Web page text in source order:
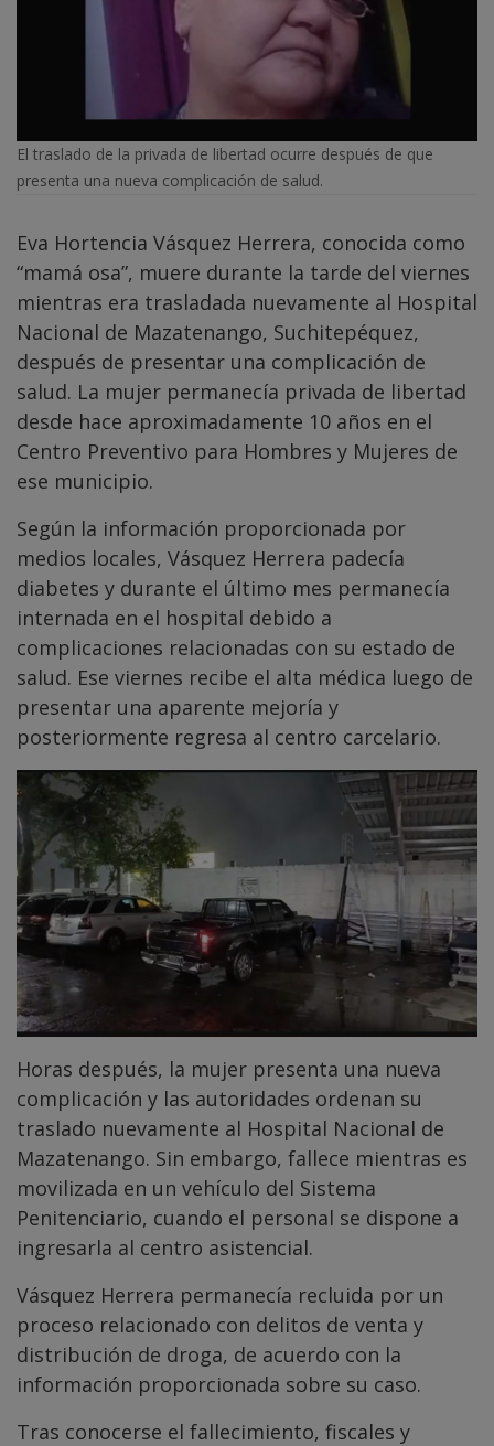
El traslado de la privada de libertad ocurre después de que
presenta una nueva complicación de salud.
Eva Hortencia Vásquez Herrera, conocida como
“mamá osa”, muere durante la tarde del viernes
mientras era trasladada nuevamente al Hospital
Nacional de Mazatenango, Suchitepéquez,
después de presentar una complicación de
salud. La mujer permanecía privada de libertad
desde hace aproximadamente 10 años en el
Centro Preventivo para Hombres y Mujeres de
ese municipio.
Según la información proporcionada por
medios locales, Vásquez Herrera padecía
diabetes y durante el último mes permanecía
internada en el hospital debido a
complicaciones relacionadas con su estado de
salud. Ese viernes recibe el alta médica luego de
presentar una aparente mejoría y
posteriormente regresa al centro carcelario.
Horas después, la mujer presenta una nueva
complicación y las autoridades ordenan su
traslado nuevamente al Hospital Nacional de
Mazatenango. Sin embargo, fallece mientras es
movilizada en un vehículo del Sistema
Penitenciario, cuando el personal se dispone a
ingresarla al centro asistencial.
Vásquez Herrera permanecía recluida por un
proceso relacionado con delitos de venta y
distribución de droga, de acuerdo con la
información proporcionada sobre su caso.
Tras conocerse el fallecimiento, fiscales y